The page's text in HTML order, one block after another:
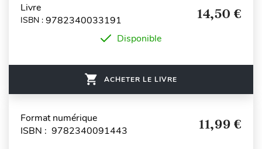
Livre
ISBN : 9782340033191 14,50 €
Disponible
ACHETER LE LIVRE
Format numérique
ISBN : 9782340091443
11,99 €